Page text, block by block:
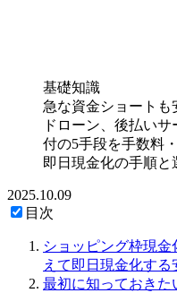
基礎知識
急な資金ショート
ドローン、後払い
付の5手段を手数料
即日現金化の手順と
2025.10.09
目次
ショッピング枠現
えて即日現金化す
最初に知っておきた